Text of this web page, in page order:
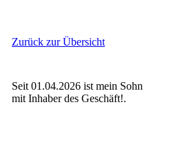
Zurück zur Übersicht
Seit 01.04.2026 ist mein Sohn
mit Inhaber des Geschäft!.